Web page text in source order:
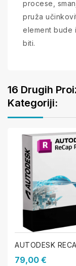
procese,
pruža
element bude
biti.
16 Drugih
Kategoriji:
AUTODESK
79,00 €